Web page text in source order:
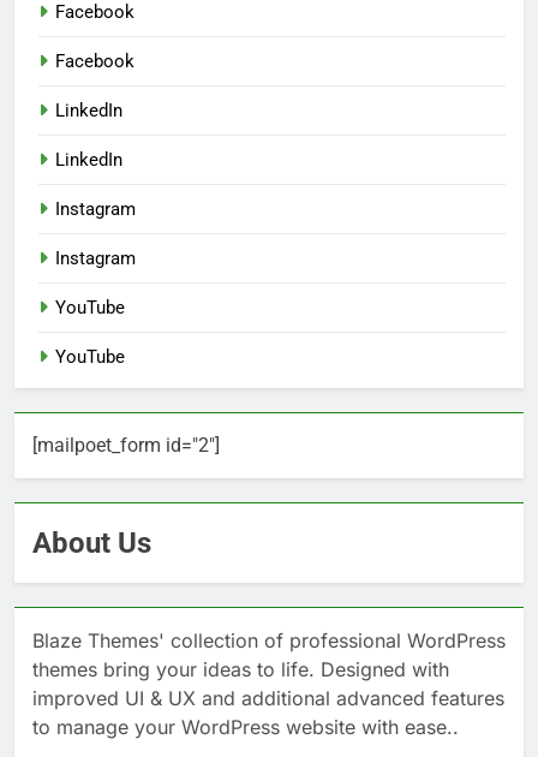
Facebook
Facebook
LinkedIn
LinkedIn
Instagram
Instagram
YouTube
YouTube
[mailpoet_form id="2"]
About Us
Blaze Themes' collection of professional WordPress
themes bring your ideas to life. Designed with
improved UI & UX and additional advanced features
to manage your WordPress website with ease..